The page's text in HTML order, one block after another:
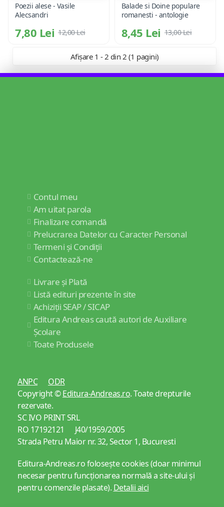
Poezii alese - Vasile
Alecsandri
7,80 Lei 12,00 Lei
Balade si Doine populare
romanesti - antologie
8,45 Lei 13,00 Lei
Afișare 1 - 2 din 2 (1 pagini)
Contul meu
Am uitat parola
Finalizare comandă
Prelucrarea Datelor cu Caracter Personal
Termeni și Condiții
Contactează-ne
Livrare și Plată
Listă edituri prezente în site
Achiziții SEAP / SICAP
Editura Andreas caută autori de Auxiliare
Școlare
Toate Produsele
ANPC
ODR
Copyright ©Editura-Andreas.ro. Toate drepturile
rezervate.
SC IVO PRINT SRL
RO 17192121 J40/1959/2005
Strada Petru Maior nr. 32, Sector 1, Bucuresti
Editura-Andreas.ro folosește cookies (doar minimul
necesar pentru funcționarea normală a site-ului și
pentru comenzile plasate). Detalii aici